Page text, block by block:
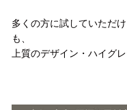
多くの方に試していただ
も、
上質のデザイン・ハイグ